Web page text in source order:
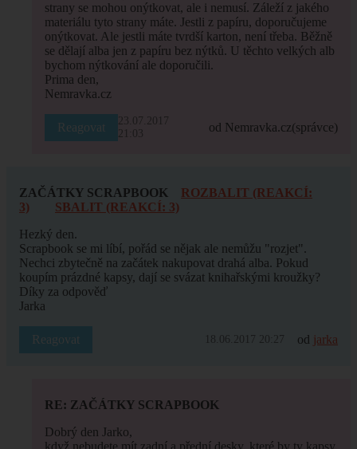
strany se mohou onýtkovat, ale i nemusí. Záleží z jakého
materiálu tyto strany máte. Jestli z papíru, doporučujeme
onýtkovat. Ale jestli máte tvrdší karton, není třeba. Běžně
se dělají alba jen z papíru bez nýtků. U těchto velkých alb
bychom nýtkování ale doporučili.
Prima den,
Nemravka.cz
Reagovat
23.07.2017
21:03
od Nemravka.cz(správce)
ZAČÁTKY SCRAPBOOK
ROZBALIT (REAKCÍ:
3)
SBALIT (REAKCÍ: 3)
Hezký den.
Scrapbook se mi líbí, pořád se nějak ale nemůžu "rozjet".
Nechci zbytečně na začátek nakupovat drahá alba. Pokud
koupím prázdné kapsy, dají se svázat knihařskými kroužky?
Díky za odpověď
Jarka
Reagovat 18.06.2017 20:27 od jarka
RE: ZAČÁTKY SCRAPBOOK
Dobrý den Jarko,